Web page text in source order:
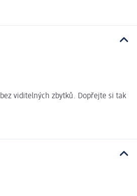
viditelných zbytků. Dopřejte si tak